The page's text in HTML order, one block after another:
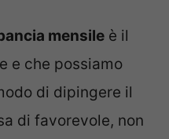
mensile è il
e che possiamo
di dipingere il
di favorevole, non